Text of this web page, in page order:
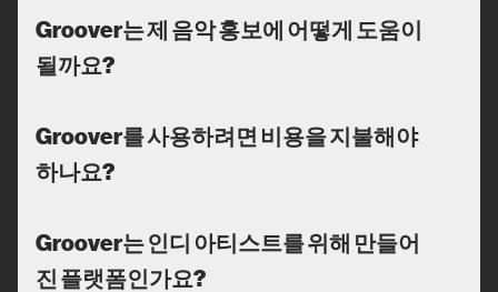
Groover는 제 음악 홍보에 어떻게 도움이
될까요?
Groover를 사용하려면 비용을 지불해야
하나요?
Groover는 인디 아티스트를 위해 만들어
진 플랫폼인가요?